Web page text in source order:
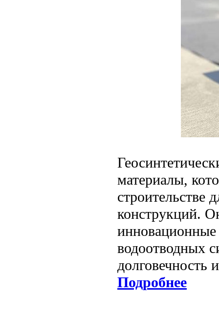
материалы,
строительстве
конструкций.
инновационные
водоотводных
долговечность
Подробнее